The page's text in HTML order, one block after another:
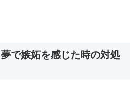
で嫉妬を感じた時の対処